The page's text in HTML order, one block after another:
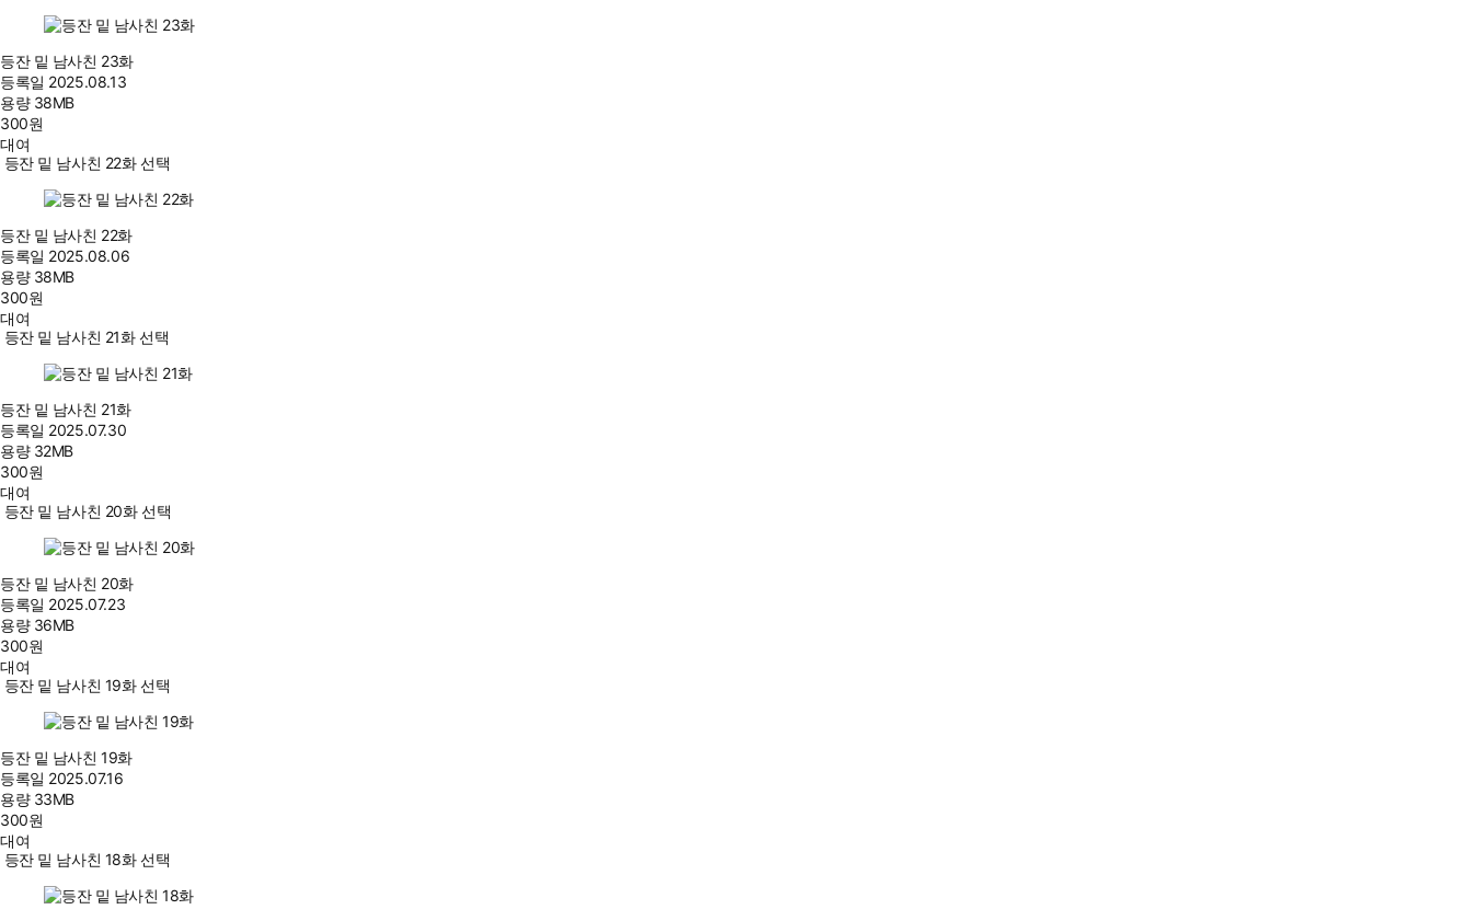
등잔 밑 남사친 23화
등록일 2025.08.13
용량 38MB
300원
대여
등잔 밑 남사친 22화 선택
등잔 밑 남사친 22화
등록일 2025.08.06
용량 38MB
300원
대여
등잔 밑 남사친 21화 선택
등잔 밑 남사친 21화
등록일 2025.07.30
용량 32MB
300원
대여
등잔 밑 남사친 20화 선택
등잔 밑 남사친 20화
등록일 2025.07.23
용량 36MB
300원
대여
등잔 밑 남사친 19화 선택
등잔 밑 남사친 19화
등록일 2025.07.16
용량 33MB
300원
대여
등잔 밑 남사친 18화 선택